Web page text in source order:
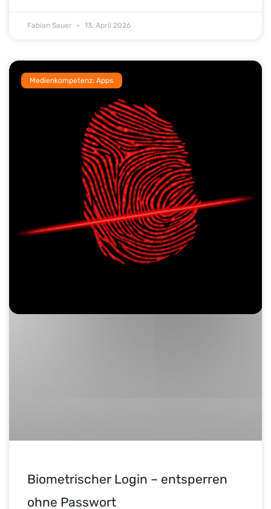
Fabian Sauer 13. April 2026
Medienkompetenz: Apps
Biometrischer Login – entsperren
ohne Passwort